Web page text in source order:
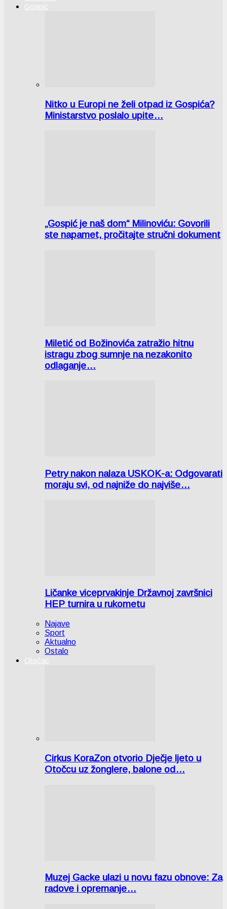
Gospić
Nitko u Europi ne želi otpad iz Gospića?
Ministarstvo poslalo upite…
„Gospić je naš dom“ Milinoviću: Govorili
ste napamet, pročitajte stručni dokument
Miletić od Božinovića zatražio hitnu
istragu zbog sumnje na nezakonito
odlaganje…
Petry nakon nalaza USKOK-a: Odgovarati
moraju svi, od najniže do najviše…
Ličanke viceprvakinje Državnoj završnici
HEP turnira u rukometu
Najave
Sport
Aktualno
Ostalo
Otočac
Cirkus KoraZon otvorio Dječje ljeto u
Otočcu uz žonglere, balone od…
Muzej Gacke ulazi u novu fazu obnove: Za
radove i opremanje…